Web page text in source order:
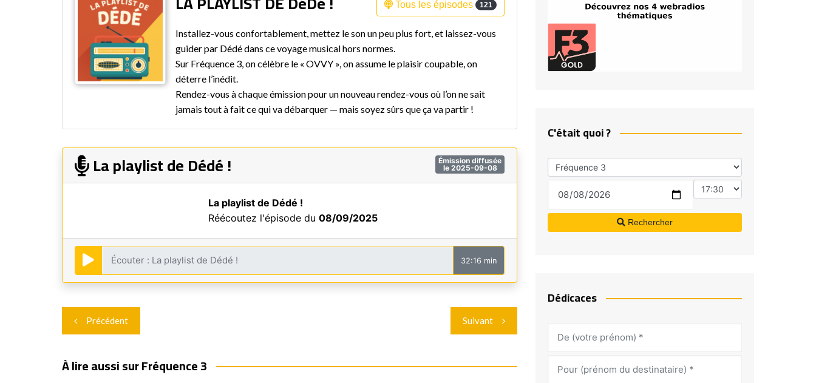
Fréquence 3 Urban
Fréquence 3 World
Tous les épisodes 121
Installez-vous confortablement, mettez le son un peu plus fort, et laissez-vous
guider par Dédé dans ce voyage musical hors normes.
Sur Fréquence 3, on célèbre le « OVVY », on assume le plaisir coupable, on
déterre l’inédit.
Rendez-vous à chaque émission pour un nouveau rendez-vous où l’on ne sait
jamais tout à fait ce qui va débarquer — mais soyez sûrs que ça va partir !
Émission diffusée
le 2025-09-08
La playlist de Dédé !
La playlist de Dédé !
Réécoutez l'épisode du 08/09/2025
32:16 min
Navigation
de
l’article
Précédent Suivant
À lire aussi sur Fréquence 3
C'était quoi ?
Rechercher
Dédicaces